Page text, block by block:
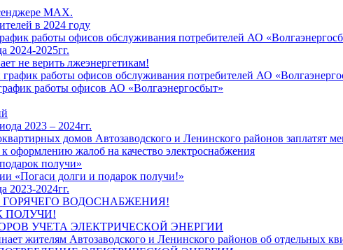
MAX.
в 2024 году
работы офисов обслуживания потребителей АО
2024-2025гг.
не верить лжеэнергетикам!
график работы офисов обслуживания потребителей АО
работы офисов АО «Волгаэнергосбыт»
2023 – 2024гг.
домов Автозаводского и Ленинского районов заплатят
оформлению жалоб на качество электроснабжения
получи»
«Погаси долги и подарок получи!»
2023-2024гг.
ВОДОСНАБЖЕНИЯ!
ПОЛУЧИ!
УЧЕТА ЭЛЕКТРИЧЕСКОЙ ЭНЕРГИИ
жителям Автозаводского и Ленинского районов об отдельных